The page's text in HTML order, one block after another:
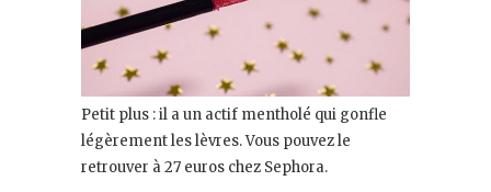
Petit plus : il a un actif mentholé qui gonfle
légèrement les lèvres. Vous pouvez le
retrouver à 27 euros chez Sephora.